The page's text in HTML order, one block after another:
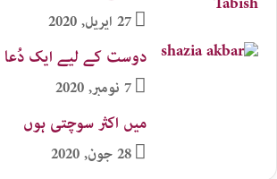
27 اپریل, 2020
دوست کے لیے ایک دُعا
7 نومبر, 2020
میں اکثر سوچتی ہوں
28 جون, 2020